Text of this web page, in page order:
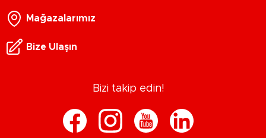
Mağazalarımız
Bize Ulaşın
Bizi takip edin!